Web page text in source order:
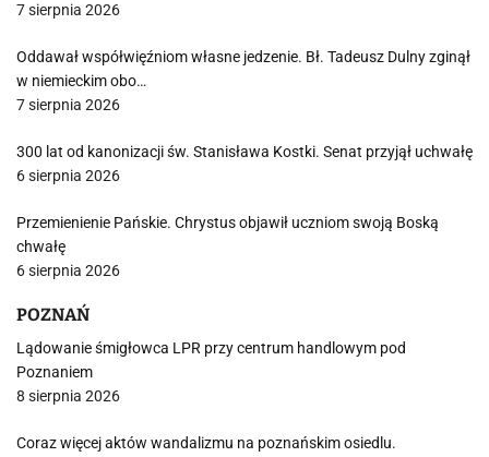
7 sierpnia 2026
Oddawał współwięźniom własne jedzenie. Bł. Tadeusz Dulny zginął
w niemieckim obo…
7 sierpnia 2026
300 lat od kanonizacji św. Stanisława Kostki. Senat przyjął uchwałę
6 sierpnia 2026
Przemienienie Pańskie. Chrystus objawił uczniom swoją Boską
chwałę
6 sierpnia 2026
POZNAŃ
Lądowanie śmigłowca LPR przy centrum handlowym pod
Poznaniem
8 sierpnia 2026
Coraz więcej aktów wandalizmu na poznańskim osiedlu.